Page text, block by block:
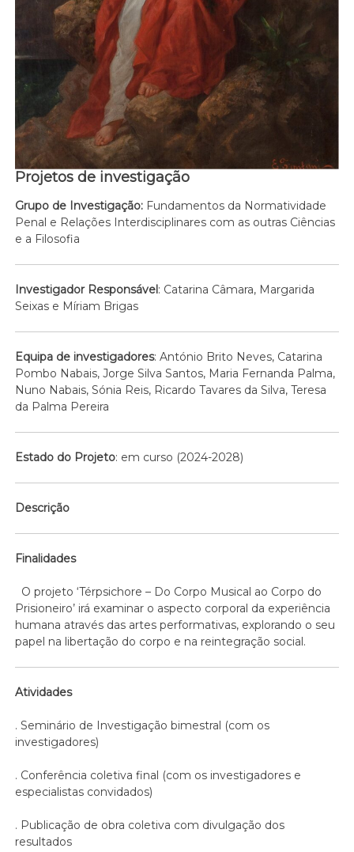
Projetos de investigação
Grupo de Investigação: Fundamentos da Normatividade
Penal e Relações Interdisciplinares com as outras Ciências
e a Filosofia
Investigador Responsável: Catarina Câmara, Margarida
Seixas e Míriam Brigas
Equipa de investigadores: António Brito Neves, Catarina
Pombo Nabais, Jorge Silva Santos, Maria Fernanda Palma,
Nuno Nabais, Sónia Reis, Ricardo Tavares da Silva, Teresa
da Palma Pereira
Estado do Projeto: em curso (2024-2028)
Descrição
Finalidades
O projeto ‘Térpsichore – Do Corpo Musical ao Corpo do
Prisioneiro’ irá examinar o aspecto corporal da experiência
humana através das artes performativas, explorando o seu
papel na libertação do corpo e na reintegração social.
Atividades
. Seminário de Investigação bimestral (com os
investigadores)
. Conferência coletiva final (com os investigadores e
especialistas convidados)
. Publicação de obra coletiva com divulgação dos
resultados